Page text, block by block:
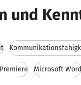
und
Microsoft Word